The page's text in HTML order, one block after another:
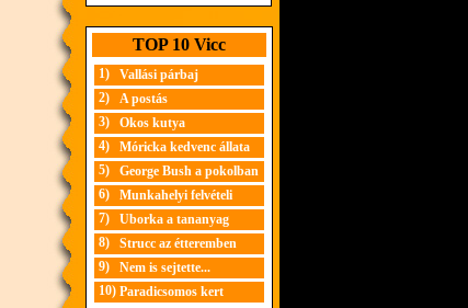
TOP 10 Vicc
1)
Vallási párbaj
2)
A postás
3)
Okos kutya
4)
Móricka kedvenc állata
5)
George Bush a pokolban
6)
Munkahelyi felvételi
7)
Uborka a tananyag
8)
Strucc az étteremben
9)
Nem is sejtette...
10) Paradicsomos kert